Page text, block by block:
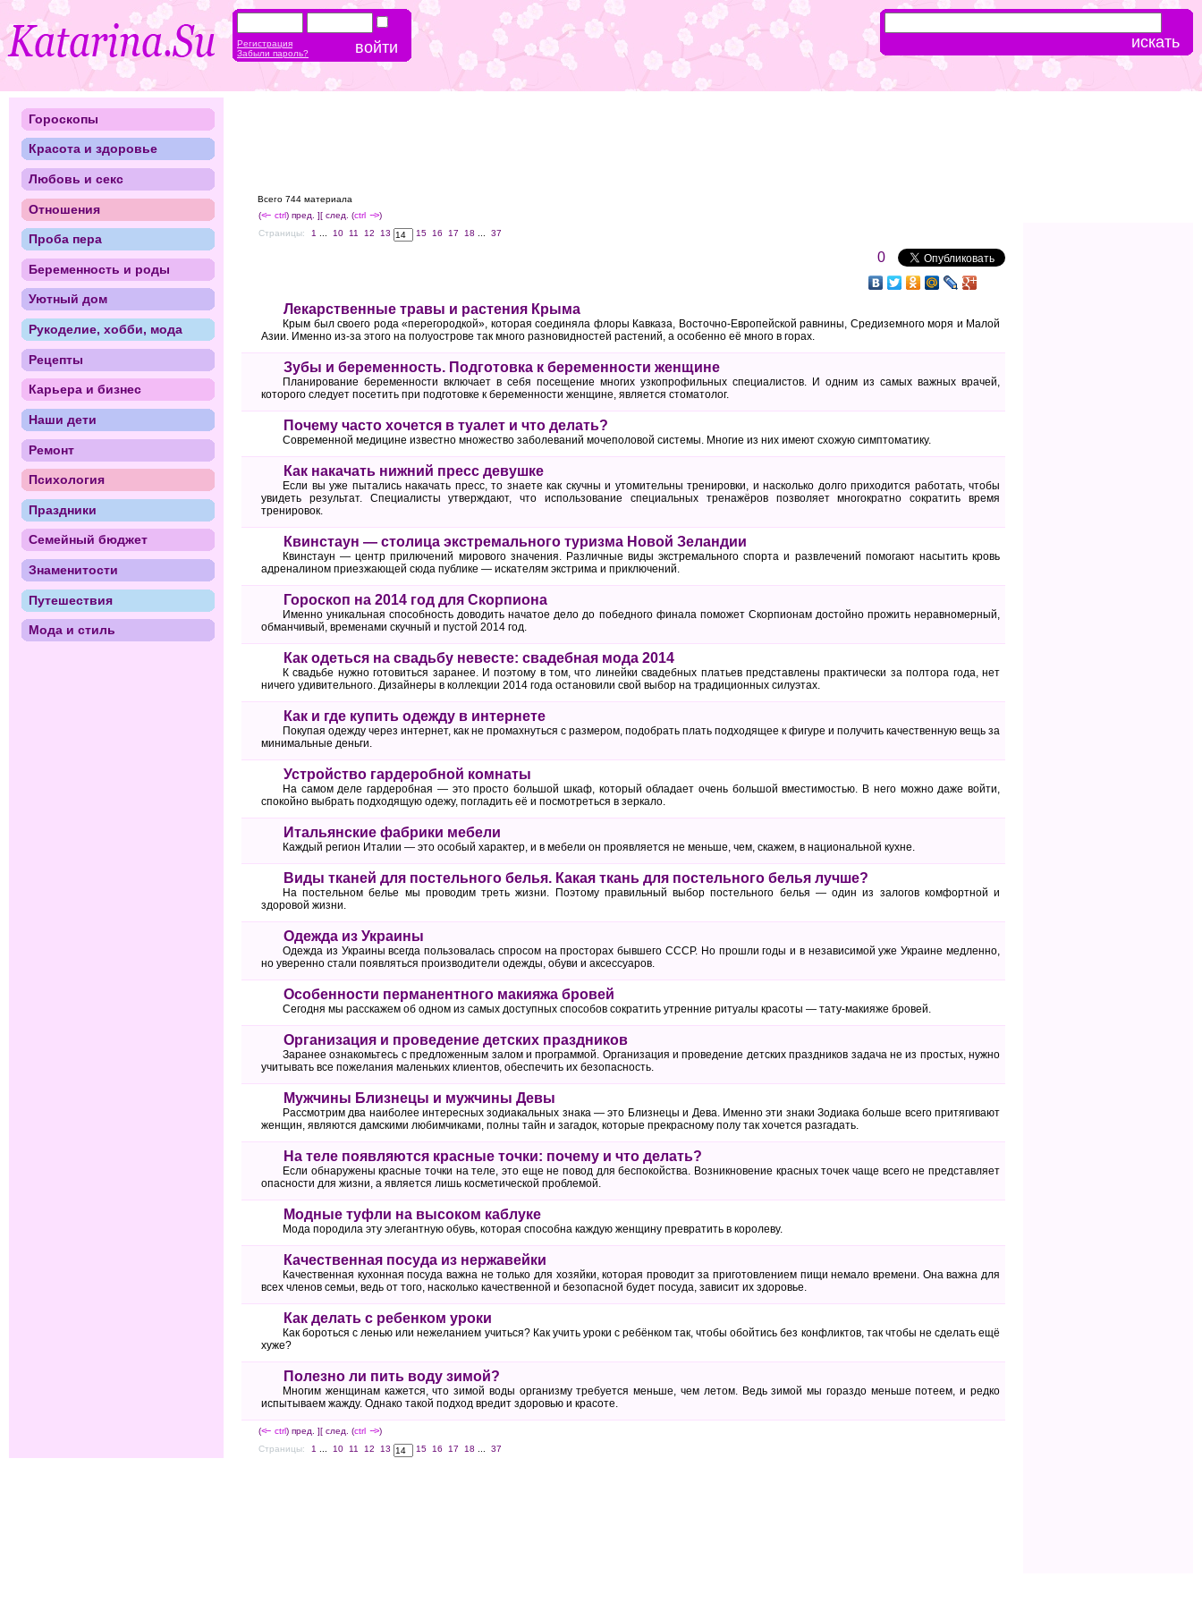
Всего 744 материала
(<-- ctrl) пред. ][ след. (ctrl --> )
Страницы:
1 10 11 12 13 15 16 17 18 37
0
Лекарственные травы и растения Крыма
Крым был своего рода «перегородкой», которая соединяла флоры Кавказа, Восточно-Европейской равнины, Средиземного моря и Малой
Азии. Именно из-за этого на полуострове так много разновидностей растений, а особенно её много в горах.
Зубы и беременность. Подготовка к беременности женщине
Планирование беременности включает в себя посещение многих узкопрофильных специалистов. И одним из самых важных врачей,
которого следует посетить при подготовке к беременности женщине, является стоматолог.
Почему часто хочется в туалет и что делать?
Современной медицине известно множество заболеваний мочеполовой системы. Многие из них имеют схожую симптоматику.
Как накачать нижний пресс девушке
Если вы уже пытались накачать пресс, то знаете как скучны и утомительны тренировки, и насколько долго приходится работать, чтобы
увидеть результат. Специалисты утверждают, что использование специальных тренажёров позволяет многократно сократить время
тренировок.
Квинстаун — столица экстремального туризма Новой Зеландии
Квинстаун — центр прилючений мирового значения. Различные виды экстремального спорта и развлечений помогают насытить кровь
адреналином приезжающей сюда публике — искателям экстрима и приключений.
Гороскоп на 2014 год для Скорпиона
Именно уникальная способность доводить начатое дело до победного финала поможет Скорпионам достойно прожить неравномерный,
обманчивый, временами скучный и пустой 2014 год.
Как одеться на свадьбу невесте: свадебная мода 2014
К свадьбе нужно готовиться заранее. И поэтому в том, что линейки свадебных платьев представлены практически за полтора года, нет
ничего удивительного. Дизайнеры в коллекции 2014 года остановили свой выбор на традиционных силуэтах.
Как и где купить одежду в интернете
Покупая одежду через интернет, как не промахнуться с размером, подобрать плать подходящее к фигуре и получить качественную вещь за
минимальные деньги.
Устройство гардеробной комнаты
На самом деле гардеробная — это просто большой шкаф, который обладает очень большой вместимостью. В него можно даже войти,
спокойно выбрать подходящую одежу, погладить её и посмотреться в зеркало.
Итальянские фабрики мебели
Каждый регион Италии — это особый характер, и в мебели он проявляется не меньше, чем, скажем, в национальной кухне.
Виды тканей для постельного белья. Какая ткань для постельного белья лучше?
На постельном белье мы проводим треть жизни. Поэтому правильный выбор постельного белья — один из залогов комфортной и
здоровой жизни.
Одежда из Украины
Одежда из Украины всегда пользовалась спросом на просторах бывшего СССР. Но прошли годы и в независимой уже Украине медленно,
но уверенно стали появляться производители одежды, обуви и аксессуаров.
Особенности перманентного макияжа бровей
Сегодня мы расскажем об одном из самых доступных способов сократить утренние ритуалы красоты — тату-макияже бровей.
Организация и проведение детских праздников
Заранее ознакомьтесь с предложенным залом и программой. Организация и проведение детских праздников задача не из простых, нужно
учитывать все пожелания маленьких клиентов, обеспечить их безопасность.
Мужчины Близнецы и мужчины Девы
Рассмотрим два наиболее интересных зодиакальных знака — это Близнецы и Дева. Именно эти знаки Зодиака больше всего притягивают
женщин, являются дамскими любимчиками, полны тайн и загадок, которые прекрасному полу так хочется разгадать.
На теле появляются красные точки: почему и что делать?
Если обнаружены красные точки на теле, это еще не повод для беспокойства. Возникновение красных точек чаще всего не представляет
опасности для жизни, а является лишь косметической проблемой.
Модные туфли на высоком каблуке
Мода породила эту элегантную обувь, которая способна каждую женщину превратить в королеву.
Качественная посуда из нержавейки
Качественная кухонная посуда важна не только для хозяйки, которая проводит за приготовлением пищи немало времени. Она важна для
всех членов семьи, ведь от того, насколько качественной и безопасной будет посуда, зависит их здоровье.
Как делать с ребенком уроки
Как бороться с ленью или нежеланием учиться? Как учить уроки с ребёнком так, чтобы обойтись без конфликтов, так чтобы не сделать ещё
хуже?
Полезно ли пить воду зимой?
Многим женщинам кажется, что зимой воды организму требуется меньше, чем летом. Ведь зимой мы гораздо меньше потеем, и редко
испытываем жажду. Однако такой подход вредит здоровью и красоте.
(<-- ctrl) пред. ][ след. (ctrl --> )
Страницы:
1 10 11 12 13 15 16 17 18 37
Гороскопы
Красота и здоровье
Любовь и секс
Отношения
Проба пера
Беременность и роды
Уютный дом
Рукоделие, хобби, мода
Рецепты
Карьера и бизнес
Наши дети
Ремонт
Психология
Праздники
Семейный бюджет
Знаменитости
Путешествия
Мода и стиль
Регистрация
Забыли пароль?